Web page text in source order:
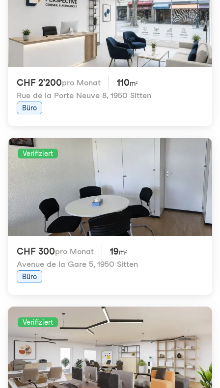
CHF 2'200pro Monat 110m²
Rue de la Porte Neuve 8, 1950 Sitten
Büro
Verifiziert
CHF 300pro Monat 19m²
Avenue de la Gare 5, 1950 Sitten
Büro
Verifiziert